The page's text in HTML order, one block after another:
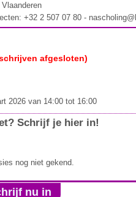
+32 2 507 07 80 -
afgesloten)
2026 van 14:00 tot 16:00
Schrijf je hier in!
nog niet gekend.
nu in